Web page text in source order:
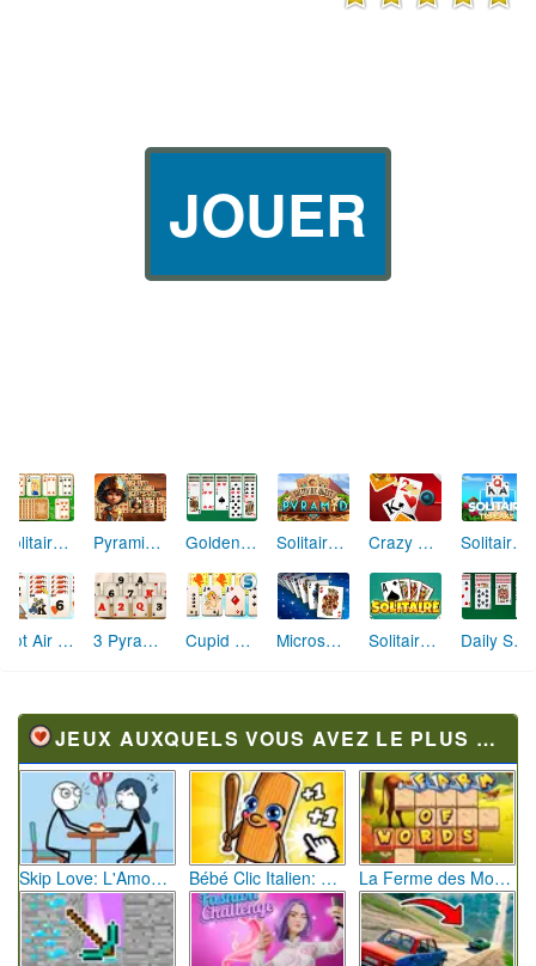
JOUER
Solitaire Tri Tower Pyramid Solitaire Ancient Egypt Golden Réussite Solitaire Quest Pyramid Crazy Eights Solitaire Story TriPeaks
Hot Air Solitaire 3 Pyramids Tripeaks 2 Cupid Tripeaks Microsoft Solitaire Collection Solitaire 2020 Daily Solitaire
JEUX AUXQUELS VOUS AVEZ LE PLUS JOUÉ
Skip Love: L'Amour en Péril Bébé Clic Italien: La Folie des Petits Bambins La Ferme des Mots - Cultivez votre Vocabulaire